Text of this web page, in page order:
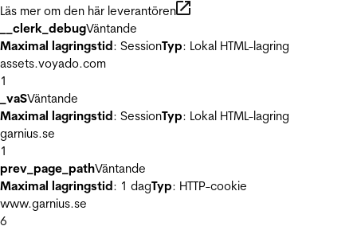
Läs mer om den här leverantören
__clerk_debugVäntande
Maximal lagringstid: SessionTyp: Lokal HTML-lagring
assets.voyado.com
1
_vaSVäntande
Maximal lagringstid: SessionTyp: Lokal HTML-lagring
garnius.se
1
prev_page_pathVäntande
Maximal lagringstid: 1 dagTyp: HTTP-cookie
www.garnius.se
6